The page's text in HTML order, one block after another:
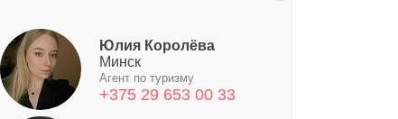
Юлия Королёва
Минск
Агент по туризму
+375 29 653 00 33